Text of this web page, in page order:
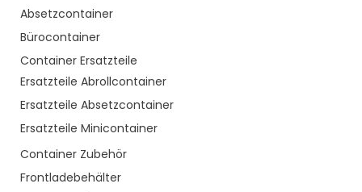
Absetzcontainer
Bürocontainer
Container Ersatzteile
Ersatzteile Abrollcontainer
Ersatzteile Absetzcontainer
Ersatzteile Minicontainer
Container Zubehör
Frontladebehälter